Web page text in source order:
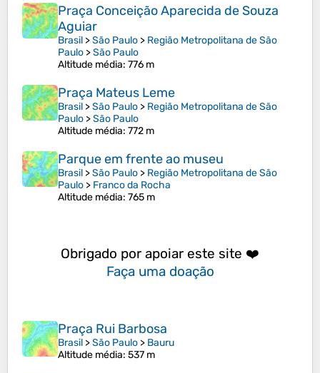
Praça Conceição Aparecida de Souza
Aguiar
Brasil >São Paulo > Região Metropolitana de São
Paulo >São Paulo
Altitude média: 776 m
Praça Mateus Leme
Brasil >São Paulo > Região Metropolitana de São
Paulo >São Paulo
Altitude média: 772 m
Parque em frente ao museu
Brasil >São Paulo > Região Metropolitana de São
Paulo > Franco da Rocha
Altitude média: 765 m
Obrigado por apoiar este site ❤️
Faça uma doação
Praça Rui Barbosa
Brasil >São Paulo > Bauru
Altitude média: 537 m